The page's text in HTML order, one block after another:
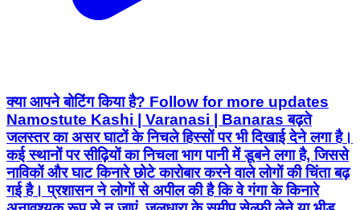
क्या आपने बोटिंग किया है? Follow for more updates
Namostute Kashi | Varanasi | Banaras बढ़ते
जलस्तर का असर घाटों के निचले हिस्सों पर भी दिखाई देने लगा है।
कई स्थानों पर सीढ़ियों का निचला भाग पानी में डूबने लगा है, जिससे
नाविकों और घाट किनारे छोटे कारोबार करने वाले लोगों की चिंता बढ़
गई है। प्रशासन ने लोगों से अपील की है कि वे गंगा के किनारे